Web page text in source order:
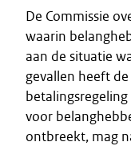
De Commissie
waarin
aan de situatie
gevallen heeft
voor
ontbreekt, mag